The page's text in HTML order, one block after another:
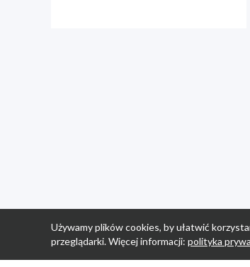
Używamy plików cookies, by ułatwić
przeglądarki. Więcej informacji: polityka